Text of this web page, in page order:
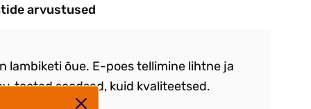
arvustused
lambiketi õue. E-poes tellimine lihtne ja
tooted soodsad, kuid kvaliteetsed.